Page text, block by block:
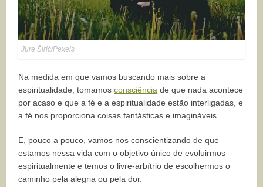
Jure Širić/Pexels
Na medida em que vamos buscando mais sobre a
espiritualidade, tomamosconsciência de que nada acontece
por acaso e que a fé e a espiritualidade estão interligadas, e
a fé nos proporciona coisas fantásticas e imagináveis.
E, pouco a pouco, vamos nos conscientizando de que
estamos nessa vida com o objetivo único de evoluirmos
espiritualmente e temos o livre-arbítrio de escolhermos o
caminho pela alegria ou pela dor.